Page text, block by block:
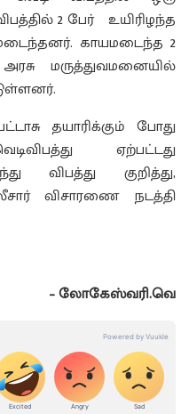
2 பேர் உயிரிழந்த
காயமடைந்த 2
மருத்துவமனையில்
தயாரிக்கும் போது
ஏற்பட்டது
விபத்து குறித்து,
விசாரணை நடத்தி
– லோகேஸ்வரி.வெ